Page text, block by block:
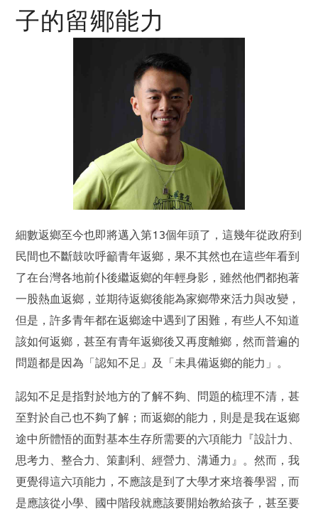
子的留鄊能力
細數返鄉至今也即將邁入第13個年頭了，這幾年從政府到
民間也不斷鼓吹呼籲青年返鄉，果不其然也在這些年看到
了在台灣各地前仆後繼返鄉的年輕身影，雖然他們都抱著
一股熱血返鄉，並期待返鄉後能為家鄉帶來活力與改變，
但是，許多青年都在返鄉途中遇到了困難，有些人不知道
該如何返鄉，甚至有青年返鄉後又再度離鄉，然而普遍的
問題都是因為「認知不足」及「未具備返鄉的能力」。
認知不足是指對於地方的了解不夠、問題的梳理不清，甚
至對於自己也不夠了解；而返鄉的能力，則是是我在返鄉
途中所體悟的面對基本生存所需要的六項能力『設計力、
思考力、整合力、策劃利、經營力、溝通力』。然而，我
更覺得這六項能力，不應該是到了大學才來培養學習，而
是應該從小學、國中階段就應該要開始教給孩子，甚至要